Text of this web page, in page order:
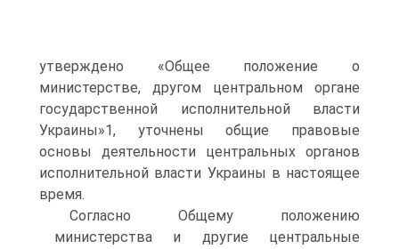
утверждено «Общее положение о
министерстве, другом центральном органе
государственной исполнительной власти
Украины»1, уточнены общие правовые
основы деятельности центральных органов
исполнительной власти Украины в настоящее
время.
Согласно Общему положению
министерства и другие центральные